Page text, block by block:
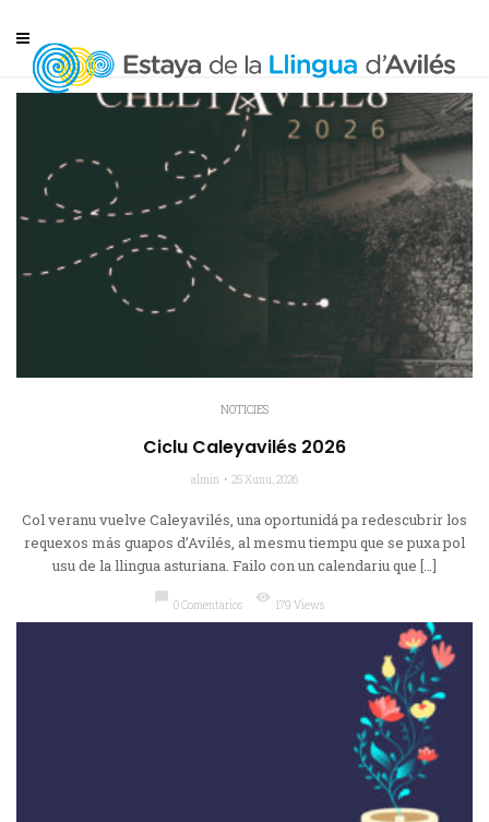
NOTICIES
Ciclu Caleyavilés 2026
almin 25 Xunu, 2026
Col veranu vuelve Caleyavilés, una oportunidá pa redescubrir los
requexos más guapos d’Avilés, al mesmu tiempu que se puxa pol
usu de la llingua asturiana. Failo con un calendariu que […]
chat_bubble
0 Comentarios
visibility
179 Views